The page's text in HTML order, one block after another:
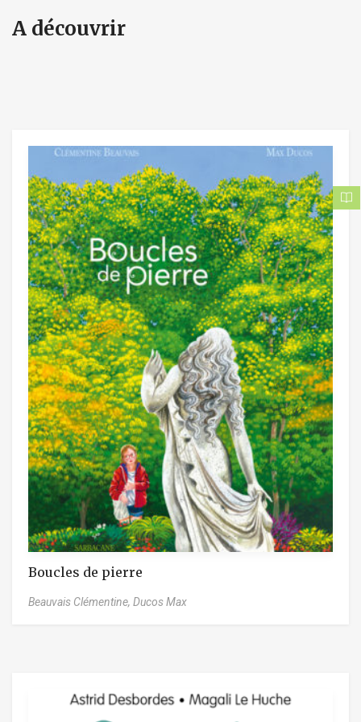
A découvrir
Boucles de pierre
Beauvais Clémentine, Ducos Max